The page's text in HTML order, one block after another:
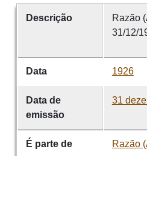
Descrição
Razão
31/12/
Data 1926
Data de
emissão
31
É parte de Razão